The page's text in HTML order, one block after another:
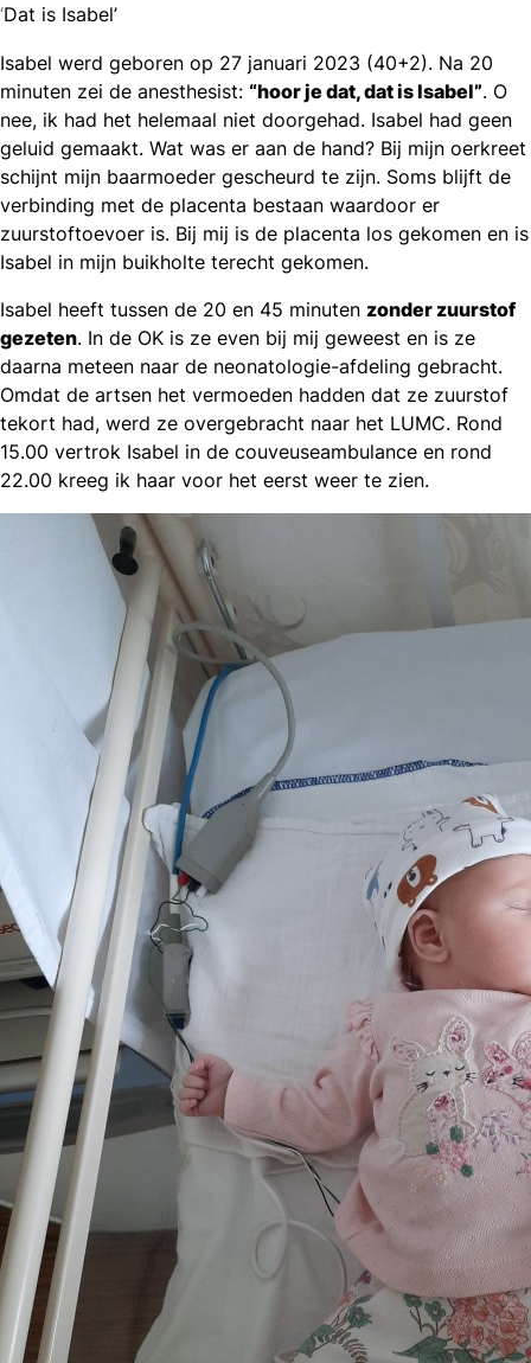
‘Dat is Isabel’
Isabel werd geboren op 27 januari 2023 (40+2). Na 20
minuten zei de anesthesist: “hoor je dat, dat is Isabel”. O
nee, ik had het helemaal niet doorgehad. Isabel had geen
geluid gemaakt. Wat was er aan de hand? Bij mijn oerkreet
schijnt mijn baarmoeder gescheurd te zijn. Soms blijft de
verbinding met de placenta bestaan waardoor er
zuurstoftoevoer is. Bij mij is de placenta los gekomen en is
Isabel in mijn buikholte terecht gekomen.
Isabel heeft tussen de 20 en 45 minuten zonder zuurstof
gezeten. In de OK is ze even bij mij geweest en is ze
daarna meteen naar de neonatologie-afdeling gebracht.
Omdat de artsen het vermoeden hadden dat ze zuurstof
tekort had, werd ze overgebracht naar het LUMC. Rond
15.00 vertrok Isabel in de couveuseambulance en rond
22.00 kreeg ik haar voor het eerst weer te zien.